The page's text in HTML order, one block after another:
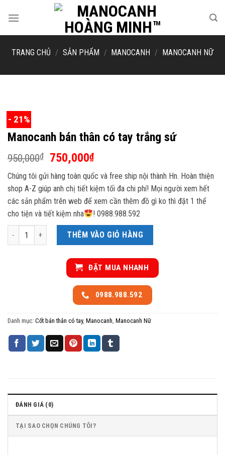
TRANG CHỦ / SẢN PHẨM / MANOCANH / MANOCANH NỮ
- 21%
Manocanh bán thân có tay trắng sứ
950,000₫
Giá
gốc
là:
950,000₫.
750,000₫Giá
hiện
tại
là:
750,000₫.
Chúng tôi gửi hàng toàn quốc và free ship nội thành Hn. Hoàn thiện
shop A-Z giúp anh chị tiết kiệm tối đa chi phí! Mọi người xem hết
các sản phẩm trên web để xem cần thêm đồ gì ko thì đặt 1 thể
cho tiện và tiết kiệm nha
! 0988.988.592
Manocanh bán thân có tay trắng sứ số lượng
THÊM VÀO GIỎ HÀNG
ĐẶT MUA NHANH
0988.988.592
Danh mục: Cốt bán thân có tay, Manocanh Manocanh Nữ
ĐÁNH GIÁ (0)
TẠI SAO CHỌN CHÚNG TÔI?